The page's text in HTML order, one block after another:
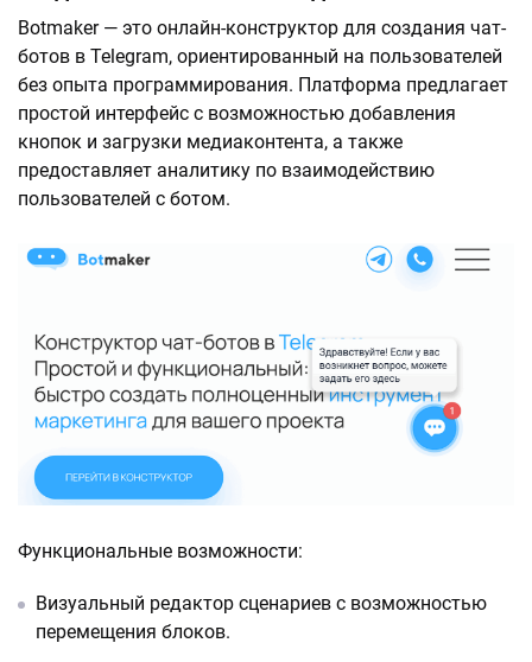
Botmaker — это онлайн-конструктор для создания чат-
ботов в Telegram, ориентированный на пользователей
без опыта программирования. Платформа предлагает
простой интерфейс с возможностью добавления
кнопок и загрузки медиаконтента, а также
предоставляет аналитику по взаимодействию
пользователей с ботом.
Функциональные возможности:
Визуальный редактор сценариев с возможностью
перемещения блоков.